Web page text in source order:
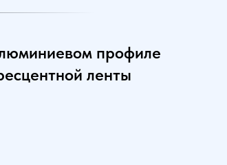
профиле
ленты